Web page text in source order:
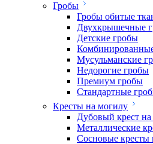
Гробы
Гробы обитые
Двухкрышечные
Детские гробы
Мусульманские
Недорогие гробы
Премиум гробы
Стандартные
Кресты на могилу
Дубовый крест
Металлические
Сосновые кресты